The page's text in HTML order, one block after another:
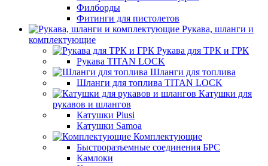
Филборды
Фитинги для пистолетов
Рукава, шланги и
комплектующие
Рукава для ТРК и ГРК
Рукава TITAN LOCK
Шланги для топлива
Шланги для топлива TITAN LOCK
Катушки для
рукавов и шлангов
Катушки Piusi
Катушки Samoa
Комплектующие
Быстроразъемные соединения БРС
Камлоки